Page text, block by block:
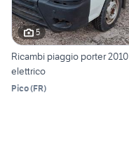
5
Ricambi piaggio porter 2010
elettrico
Pico(FR)